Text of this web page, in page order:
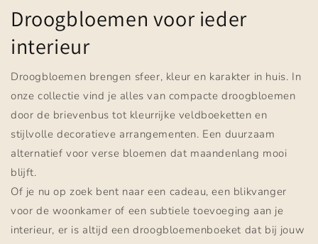
Droogbloemen voor ieder
interieur
Droogbloemen brengen sfeer, kleur en karakter in huis. In
onze collectie vind je alles van compacte droogbloemen
door de brievenbus tot kleurrijke veldboeketten en
stijlvolle decoratieve arrangementen. Een duurzaam
alternatief voor verse bloemen dat maandenlang mooi
blijft.
Of je nu op zoek bent naar een cadeau, een blikvanger
voor de woonkamer of een subtiele toevoeging aan je
interieur, er is altijd een droogbloemenboeket dat bij jouw